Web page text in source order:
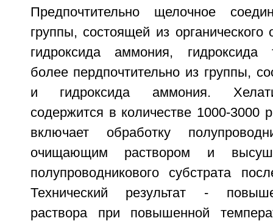
Предпочтительно щелочное
группы, состоящей из
гидроксида аммония, гидроксида
более пердпочтительно из группы,
и гидроксида аммония.
содержится в количестве 1000-3000
включает обработку
очищающим раствором и
полупроводникового субстрата
Технический результат -
раствора при повышенной